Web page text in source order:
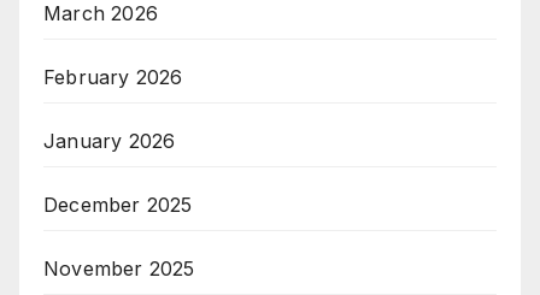
March 2026
February 2026
January 2026
December 2025
November 2025